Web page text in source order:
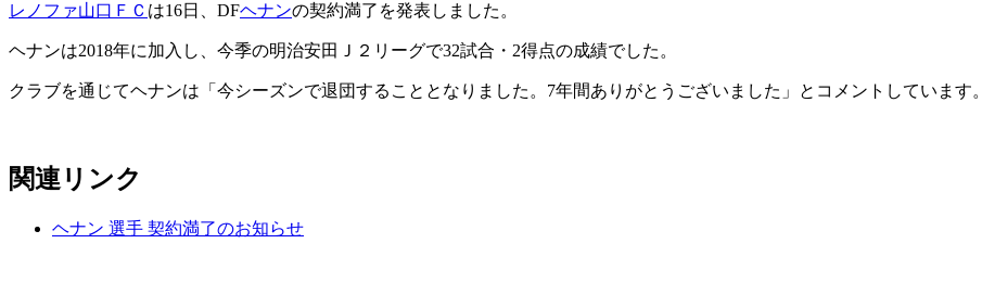
レノファ山口ＦＣ は16日、DFヘナンの契約満了を発表しました。
ヘナンは2018年に加入し、今季の明治安田Ｊ２リーグで32試合・2得点の成績でした。
クラブを通じてヘナンは「今シーズンで退団することとなりました。7年間ありがとうございました」とコメントしています。
関連リンク
ヘナン 選手 契約満了のお知らせ